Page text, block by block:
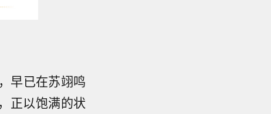
早已在苏翊鸣
正以饱满的状